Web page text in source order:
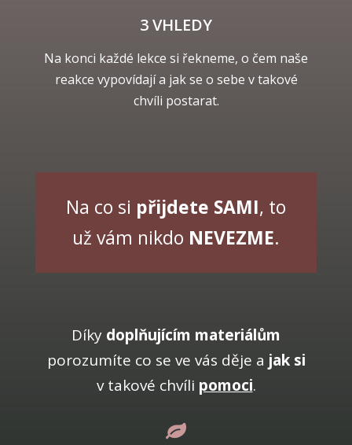
3 VHLEDY
Na konci každé lekce si řekneme, o čem naše
reakce vypovídají a jak se o sebe v takové
chvíli postarat.
Na co si přijdete SAMI, to
už vám nikdo NEVEZME.
Díky doplňujícím materiálům
porozumíte co se ve vás děje a jak si
v takové chvíli pomoci.